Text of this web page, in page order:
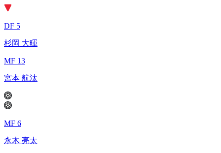
DF 5
杉岡 大暉
MF 13
宮本 航汰
MF 6
永木 亮太